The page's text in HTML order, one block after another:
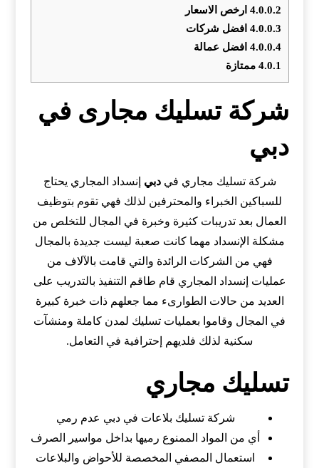
4.0.0.2 ارخص الاسعار
4.0.0.3 افضل شركات
4.0.0.4 افضل عمالة
4.0.1 ممتازة
شركة تسليك مجارى في
دبي
شركة تسليك مجاري فيدبي إنسداد المجاري يحتاج
للسباكين الخبراء والمحترفين لذلك فهي تقوم بتوظيف
العمال بعد تدريبات كثيرة وخبرة في المجال للتخلص من
مشكلة الإنسداد مهما كانت صعبة ليست جديدة بالمجال
فهي من الشركات الرائدة والتي قامت بالآلاف من
عمليات إنسداد المجاري قام طاقم التنفيذ بالتدريب على
العديد من حالات الطوارىء مما جعلهم ذات خبرة كبيرة
في المجال وقاموا بعمليات تسليك لمدن كاملة ومنشآت
سكنية لذلك فلديهم إحترافية في التعامل.
تسليك مجاري
شركة تسليك بلاعات في دبي عدم رمي
أي من المواد الممنوع رميها بداخل مواسير الصرف
استعمال المصفي المخصصة للأحواض والبلاعات